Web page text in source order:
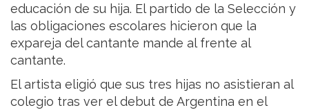
educación de su hija. El partido de la Selección y
las obligaciones escolares hicieron que la
expareja del cantante mande al frente al
cantante.
El artista eligió que sus tres hijas no asistieran al
colegio tras ver el debut de Argentina en el